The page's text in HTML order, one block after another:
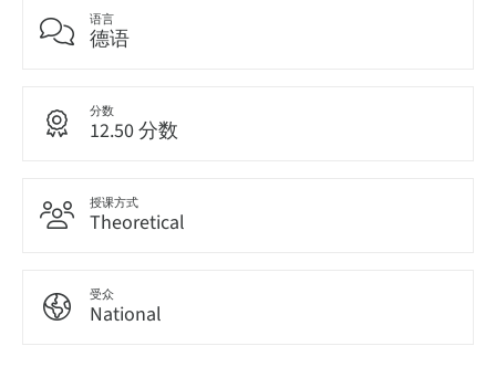
语言
德语
分数
12.50 分数
授课方式
Theoretical
受众
National